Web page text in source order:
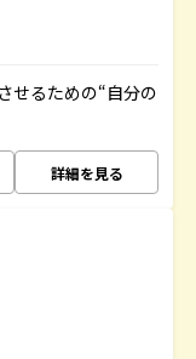
せるための“自分の
詳細を見る